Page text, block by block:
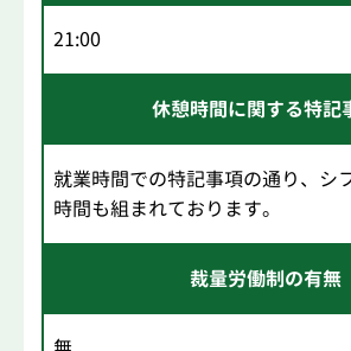
21:00
休憩時間に関する特記
就業時間での特記事項の通り、シ
時間も組まれております。
裁量労働制の有無